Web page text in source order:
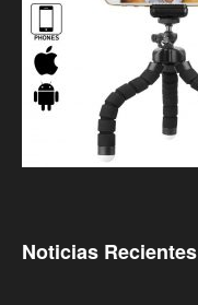
Noticias Recientes